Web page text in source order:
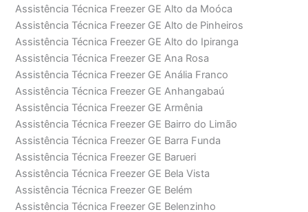
Assistência Técnica Freezer GE Alto da Moóca
Assistência Técnica Freezer GE Alto de Pinheiros
Assistência Técnica Freezer GE Alto do Ipiranga
Assistência Técnica Freezer GE Ana Rosa
Assistência Técnica Freezer GE Anália Franco
Assistência Técnica Freezer GE Anhangabaú
Assistência Técnica Freezer GE Armênia
Assistência Técnica Freezer GE Bairro do Limão
Assistência Técnica Freezer GE Barra Funda
Assistência Técnica Freezer GE Barueri
Assistência Técnica Freezer GE Bela Vista
Assistência Técnica Freezer GE Belém
Assistência Técnica Freezer GE Belenzinho